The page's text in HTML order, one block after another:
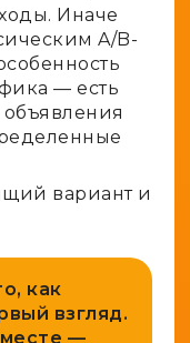
Иначе
A/B-
— есть
объявления
вариант и
как
взгляд.
—